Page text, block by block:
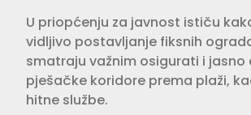
U priopćenju za javnost ističu
vidljivo postavljanje fiksnih
smatraju važnim osigurati i jasno
pješačke koridore prema plaži,
hitne službe.